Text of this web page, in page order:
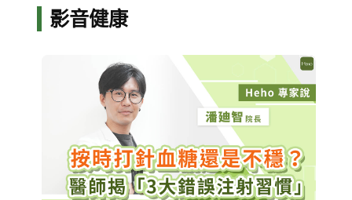
影音健康